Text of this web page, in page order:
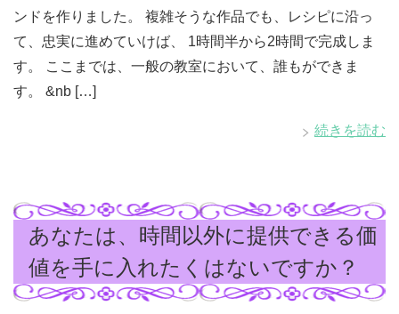
ンドを作りました。 複雑そうな作品でも、レシピに沿っ
て、忠実に進めていけば、 1時間半から2時間で完成しま
す。 ここまでは、一般の教室において、誰もができま
す。 &nb […]
続きを読む
あなたは、時間以外に提供できる価
値を手に入れたくはないですか？